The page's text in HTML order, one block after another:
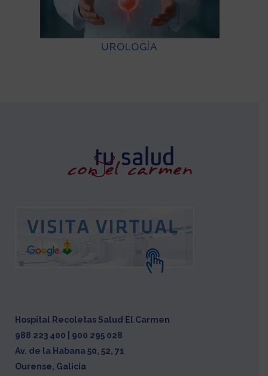
UROLOGÍA
Hospital Recoletas Salud El Carmen
988 223 400 | 900 295 028
Av. de la Habana 50, 52, 71
Ourense, Galicia